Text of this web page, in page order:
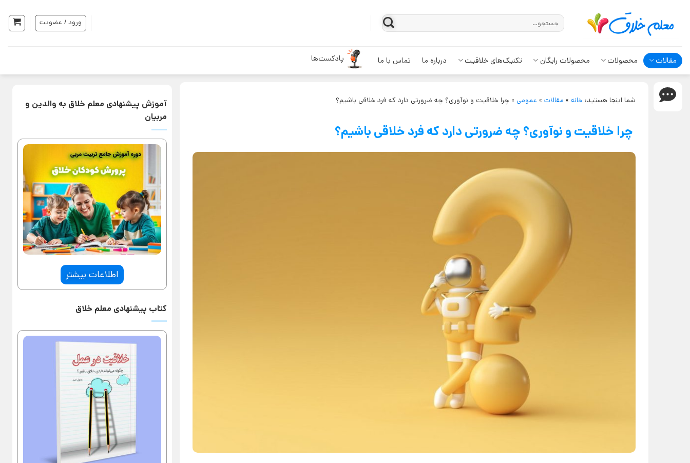
ورود / عضویت
مقالات محصولات محصولات رایگان تکنیک‌های خلاقیت درباره ما تماس با ما پادکست‌ها
شما اینجا هستید:خانه » مقالات » عمومی » چرا خلاقیت و نوآوری؟ چه ضرورتی دارد که فرد خلاقی باشیم؟
چرا خلاقیت و نوآوری؟ چه ضرورتی دارد که فرد خلاقی باشیم؟
آموزش پیشنهادی معلم خلاق به والدین و
مربیان
اطلاعات بیشتر
کتاب پیشنهادی معلم خلاق